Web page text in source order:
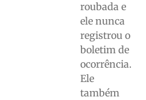
roubada e
ele nunca
registrou o
boletim de
ocorrência.
Ele
também